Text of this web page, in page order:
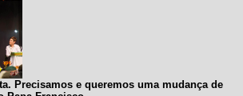
Precisamos e queremos uma mudança de